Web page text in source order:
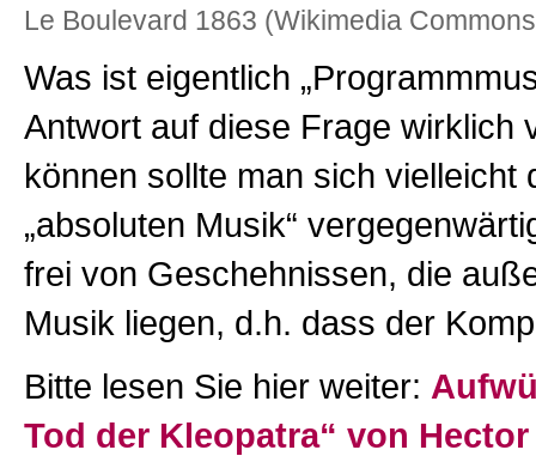
Le Boulevard 1863 (Wikimedia
Was ist eigentlich
Antwort auf diese Frage wirklich
können sollte man sich vielleicht
„absoluten Musik“
frei von Geschehnissen, die
Musik liegen, d.h. dass der
Bitte lesen Sie hier weiter:
Tod der Kleopatra“ von